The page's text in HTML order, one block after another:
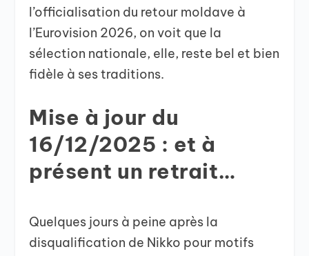
l’officialisation du retour moldave à
l’Eurovision 2026, on voit que la
sélection nationale, elle, reste bel et bien
fidèle à ses traditions.
Mise à jour du
16/12/2025 : et à
présent un retrait…
Quelques jours à peine après la
disqualification de Nikko pour motifs